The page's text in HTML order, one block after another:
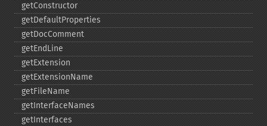
getConstructor
getDefaultProperties
getDocComment
getEndLine
getExtension
getExtensionName
getFileName
getInterfaceNames
getInterfaces